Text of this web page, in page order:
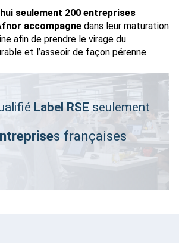
seulement 200 entreprises
accompagne dans leur maturation
afin de prendre le virage du
et l’asseoir de façon pérenne.
Label RSE seulement
s françaises